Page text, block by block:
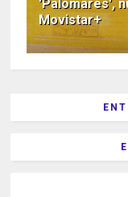
'Palomares',
Movistar+